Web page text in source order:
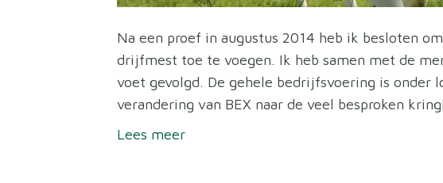
Na een proef in augustus 2014 heb ik besloten
drijfmest toe te voegen. Ik heb samen met de
voet gevolgd. De gehele bedrijfsvoering is onder
verandering van BEX naar de veel besproken
Lees meer